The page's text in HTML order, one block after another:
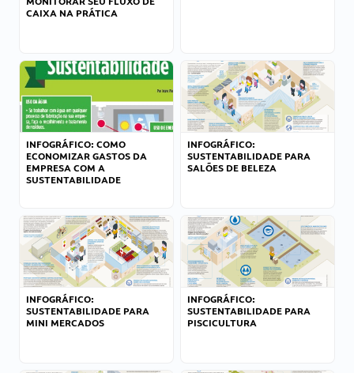
CAIXA NA PRÁTICA
INFOGRÁFICO: COMO
ECONOMIZAR GASTOS DA
EMPRESA COM A
SUSTENTABILIDADE
INFOGRÁFICO:
SUSTENTABILIDADE PARA
SALÕES DE BELEZA
INFOGRÁFICO:
SUSTENTABILIDADE PARA
MINI MERCADOS
INFOGRÁFICO:
SUSTENTABILIDADE PARA
PISCICULTURA